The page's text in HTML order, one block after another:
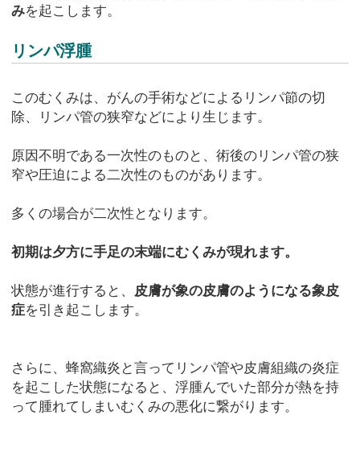
みを起こします。
リンパ浮腫
このむくみは、がんの手術などによるリンパ節の切
除、リンパ管の狭窄などにより生じます。
原因不明である一次性のものと、術後のリンパ管の狭
窄や圧迫による二次性のものがあります。
多くの場合が二次性となります。
初期は夕方に手足の末端にむくみが現れます。
状態が進行すると、 皮膚が象の皮膚のようになる象皮
症を引き起こします。
さらに、蜂窩織炎と言ってリンパ管や皮膚組織の炎症
を起こした状態になると、浮腫んでいた部分が熱を持
って腫れてしまいむくみの悪化に繋がります。